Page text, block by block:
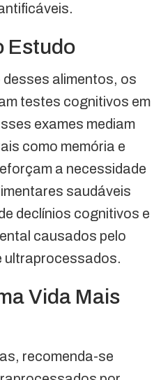
Estudo
alimentos, os
testes cognitivos em
exames mediam
como memória e
a necessidade
saudáveis
declínios cognitivos e
causados pelo
ultraprocessados.
Vida Mais
recomenda-se